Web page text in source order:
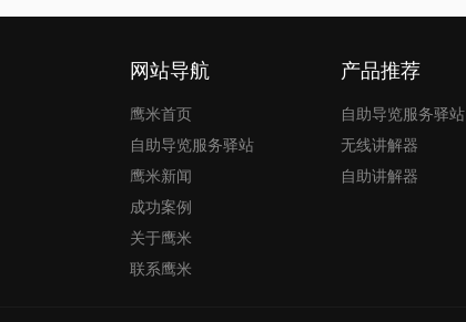
网站导航
鹰米首页
自助导览服务驿站
鹰米新闻
成功案例
关于鹰米
联系鹰米
产品推荐
自助导览服务驿站
无线讲解器
自助讲解器